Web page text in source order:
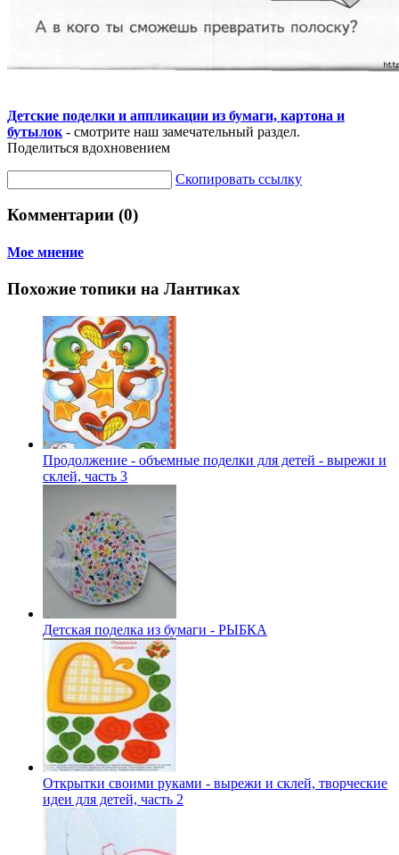
Детские поделки и аппликации из бумаги, картона и
бутылок - смотрите наш замечательный раздел.
Поделиться вдохновением
Скопировать ссылку
Комментарии (0)
Мое мнение
Похожие топики на Лантиках
Продолжение - объемные поделки для детей - вырежи и
склей, часть 3
Детская поделка из бумаги - РЫБКА
Открытки своими руками - вырежи и склей, творческие
идеи для детей, часть 2